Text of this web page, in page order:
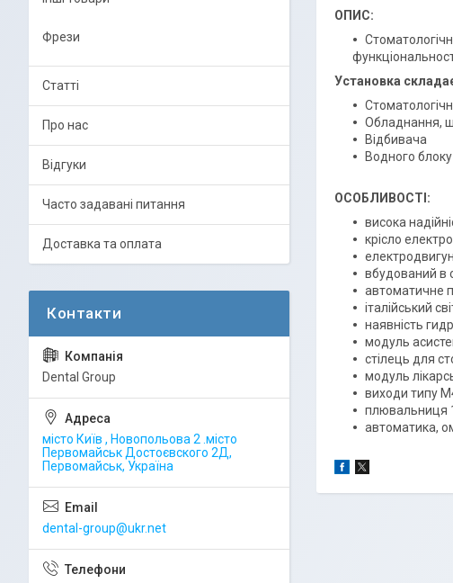
ОПИС:
Установка
Обладнання,
Відбивача
Водного блоку
ОСОБЛИВОСТІ:
висока
крісло
вбудований в
автоматичне
італійський
наявність
модуль
стілець для
модуль
виходи типу
плювальниця
автоматика,
Фрези
Статті
Про нас
Відгуки
Часто задавані питання
Доставка та оплата
Dental Group
місто Київ , Новопольова 2 .місто
Первомайськ Достоєвского 2Д,
Первомайськ, Україна
dental-group@ukr.net